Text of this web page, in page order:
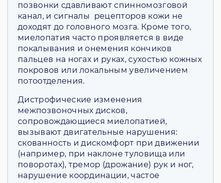
позвонки сдавливают спинномозговой
канал, и сигналы рецепторов кожи не
доходят до головного мозга. Кроме того,
миелопатия часто проявляется в виде
покалывания и онемения кончиков
пальцев на ногах и руках, сухостью кожных
покровов или локальным увеличением
потоотделения.
Дистрофические изменения
межпозвоночных дисков,
сопровождающиеся миелопатией,
вызывают двигательные нарушения:
скованность и дискомфорт при движении
(например, при наклоне туловища или
поворотах), тремор (дрожание) рук и ног,
нарушение координации, частое